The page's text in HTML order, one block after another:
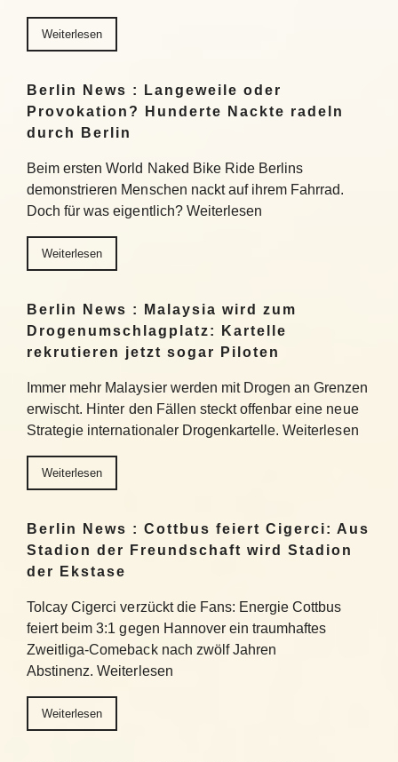
Weiterlesen
Berlin News : Langeweile oder
Provokation? Hunderte Nackte radeln
durch Berlin
Beim ersten World Naked Bike Ride Berlins
demonstrieren Menschen nackt auf ihrem Fahrrad.
Doch für was eigentlich? Weiterlesen
Weiterlesen
Berlin News : Malaysia wird zum
Drogenumschlagplatz: Kartelle
rekrutieren jetzt sogar Piloten
Immer mehr Malaysier werden mit Drogen an Grenzen
erwischt. Hinter den Fällen steckt offenbar eine neue
Strategie internationaler Drogenkartelle. Weiterlesen
Weiterlesen
Berlin News : Cottbus feiert Cigerci: Aus
Stadion der Freundschaft wird Stadion
der Ekstase
Tolcay Cigerci verzückt die Fans: Energie Cottbus
feiert beim 3:1 gegen Hannover ein traumhaftes
Zweitliga-Comeback nach zwölf Jahren
Abstinenz. Weiterlesen
Weiterlesen